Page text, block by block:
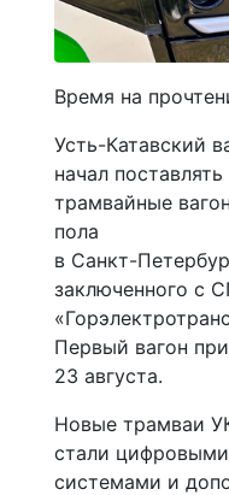
Время на
Усть-Катавский
начал
трамвайные
пола
в Санкт-
заключенного с
Первый вагон
23 августа.
Новые трамваи
стали
системами и